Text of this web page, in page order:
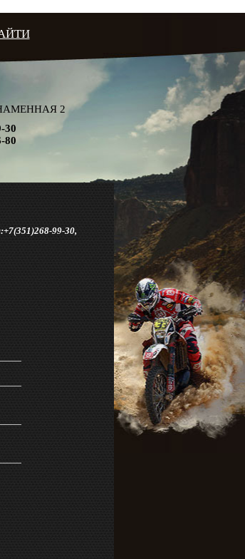
2
30
80
99-30,